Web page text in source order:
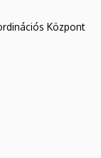
Központ